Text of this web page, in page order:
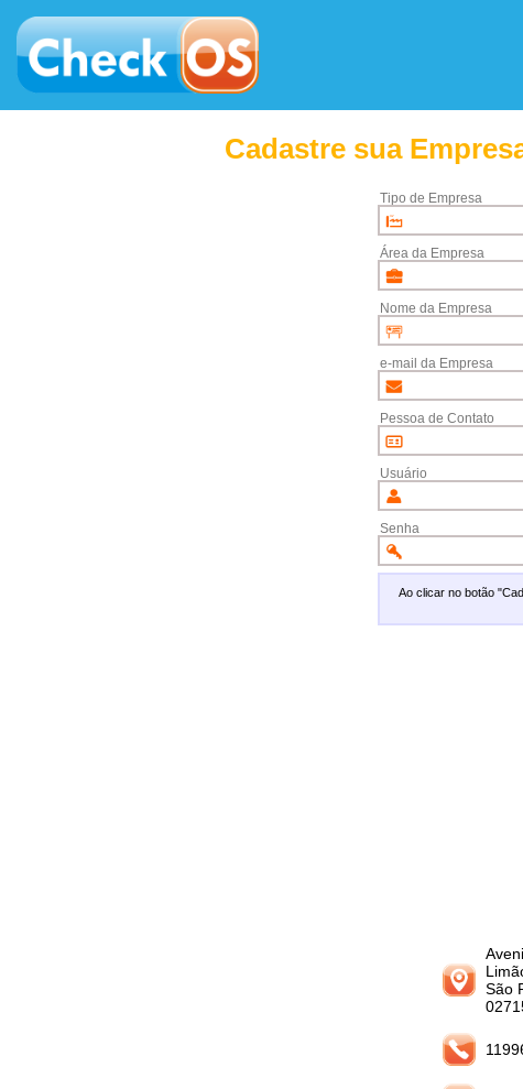
Cadastre sua
Tipo de Empresa
Área da Empresa
Nome da Empresa
e-mail da Empresa
Pessoa de Contato
Usuário
Senha
Ao clicar no botão
São